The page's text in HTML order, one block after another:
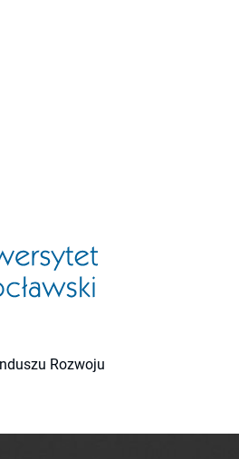
Rozwoju